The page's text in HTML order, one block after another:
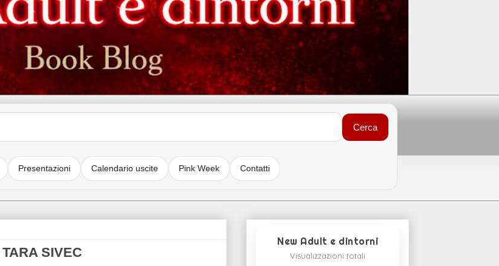
Cerca
Presentazioni Calendario uscite Pink Week Contatti
SIVEC
New Adult e dintorni
Visualizzazioni totali